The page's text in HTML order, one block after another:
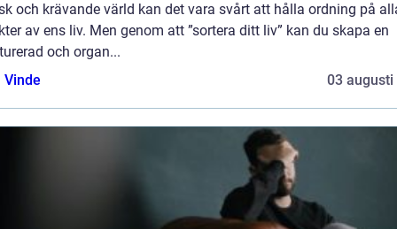
och krävande värld kan det vara svårt att hålla ordning på
av ens liv. Men genom att ”sortera ditt liv” kan du skapa en
och organ...
Vinde
03 augusti